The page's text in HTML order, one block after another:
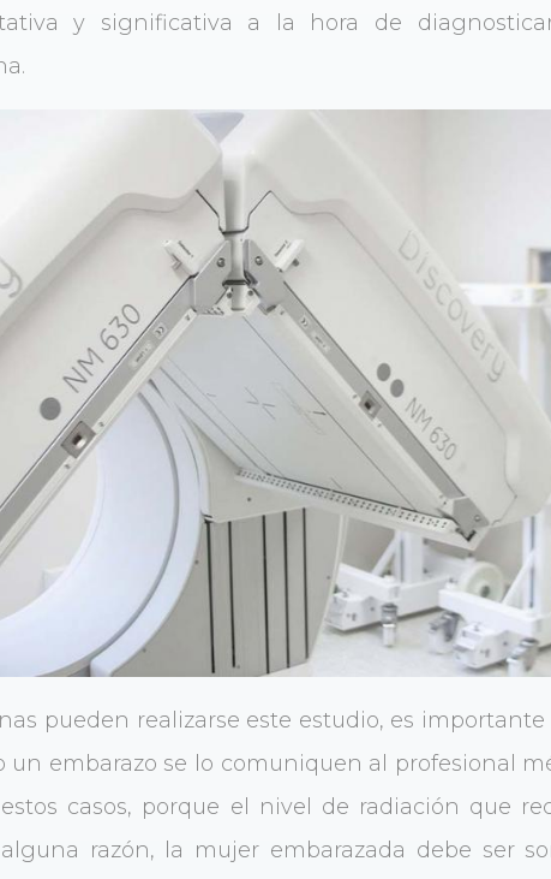
y significativa a la hora de
pueden realizarse este estudio, es
un embarazo se lo comuniquen al profesional
casos, porque el nivel de radiación que
razón, la mujer embarazada debe ser